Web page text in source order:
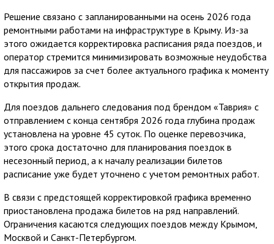
Решение связано с запланированными на осень 2026 года
ремонтными работами на инфраструктуре в Крыму. Из-за
этого ожидается корректировка расписания ряда поездов, и
оператор стремится минимизировать возможные неудобства
для пассажиров за счет более актуального графика к моменту
открытия продаж.
Для поездов дальнего следования под брендом «Таврия» с
отправлением с конца сентября 2026 года глубина продаж
установлена на уровне 45 суток. По оценке перевозчика,
этого срока достаточно для планирования поездок в
несезонный период, а к началу реализации билетов
расписание уже будет уточнено с учетом ремонтных работ.
В связи с предстоящей корректировкой графика временно
приостановлена продажа билетов на ряд направлений.
Ограничения касаются следующих поездов между Крымом,
Москвой и Санкт-Петербургом.